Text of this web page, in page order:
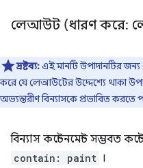
লেআউট (ধারণ করে:
দ্রষ্টব্য:এই মানটি উপাদানটির
করে যে লেআউটের উদ্দেশ্যে থাকা
অভ্যন্তরীণ বিন্যাসকে প্রভাবিত করতে
বিন্যাস কন্টেনমেন্ট সম্ভবত
contain: paint ।